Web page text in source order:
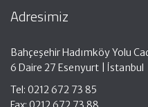
Adresimiz
Bahçeşehir Hadımköy Yolu
6 Daire 27 Esenyurt | İstanbul
Tel: 0212 672 73 85